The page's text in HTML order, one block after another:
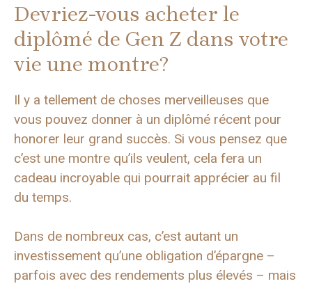
Devriez-vous acheter le
diplômé de Gen Z dans votre
vie une montre?
Il y a tellement de choses merveilleuses que
vous pouvez donner à un diplômé récent pour
honorer leur grand succès. Si vous pensez que
c’est une montre qu’ils veulent, cela fera un
cadeau incroyable qui pourrait apprécier au fil
du temps.
Dans de nombreux cas, c’est autant un
investissement qu’une obligation d’épargne –
parfois avec des rendements plus élevés – mais